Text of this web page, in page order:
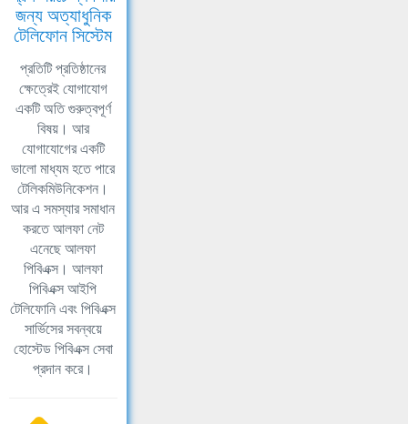
জন্য অত্যাধুনিক
টেলিফোন সিস্টেম
প্রতিটি প্রতিষ্ঠানের
ক্ষেত্রেই যোগাযোগ
একটি অতি গুরুত্বপূর্ণ
বিষয়। আর
যোগাযোগের একটি
ভালো মাধ্যম হতে পারে
টেলিকমিউনিকেশন।
আর এ সমস্যার সমাধান
করতে আলফা নেট
এনেছে আলফা
পিবিএক্স। আলফা
পিবিএক্স আইপি
টেলিফোনি এবং পিবিএক্স
সার্ভিসের সবন্বয়ে
হোস্টেড পিবিএক্স সেবা
প্রদান করে।